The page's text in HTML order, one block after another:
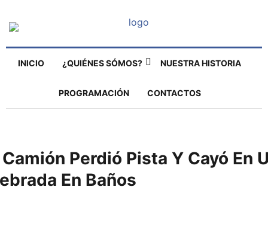
INICIO ¿QUIÉNES SÓMOS? NUESTRA HISTORIA
PROGRAMACIÓN CONTACTOS
Perdió Pista Y Cayó En
En Baños